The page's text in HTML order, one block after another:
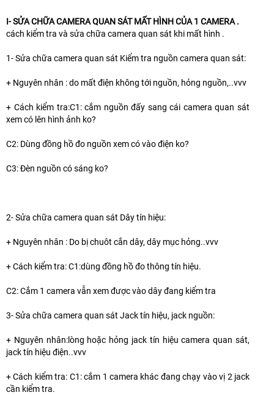
I- SỬA CHỮA CAMERA QUAN SÁT MẤT HÌNH CỦA 1 CAMERA .
cách kiểm tra và sửa chữa camera quan sát khi mất hình .
1- Sửa chữa camera quan sát Kiểm tra nguồn camera quan sát:
+ Nguyên nhân : do mất điện không tới nguồn, hỏng nguồn,..vvv
+ Cách kiểm tra:C1: cắm nguồn đấy sang cái camera quan sát
xem có lên hình ảnh ko?
C2: Dùng đồng hồ đo nguồn xem có vào điện ko?
C3: Đèn nguồn có sáng ko?
2- Sửa chữa camera quan sát Dây tín hiệu:
+ Nguyên nhân : Do bị chuôt cắn dây, dây mục hỏng..vvv
+ Cách kiểm tra: C1:dùng đồng hồ đo thông tín hiệu.
C2: Cắm 1 camera vẫn xem được vào dây đang kiểm tra
3- Sửa chữa camera quan sát Jack tín hiệu, jack nguồn:
+ Nguyên nhân:lòng hoặc hỏng jack tín hiệu camera quan sát,
jack tín hiệu điện..vvv
+ Cách kiểm tra: C1: cắm 1 camera khác đang chạy vào vị 2 jack
cần kiểm tra.